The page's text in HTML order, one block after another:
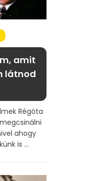
amit
látnod
Régóta
ahogy
is ...